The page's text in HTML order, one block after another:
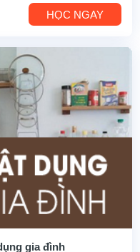
HỌC NGAY
gia đình